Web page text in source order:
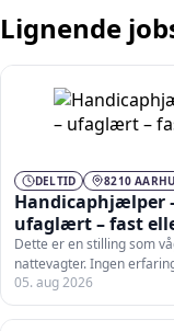
Lignende
DELTID 8210
Handicaphjælper
ufaglært – fast
Dette er en stilling som
nattevagter. Ingen
05. aug 2026